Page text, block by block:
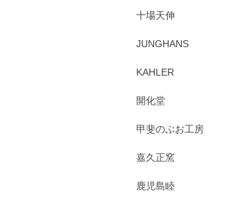
十場天伸
JUNGHANS
KAHLER
開化堂
甲斐のぶお工房
嘉久正窯
鹿児島睦